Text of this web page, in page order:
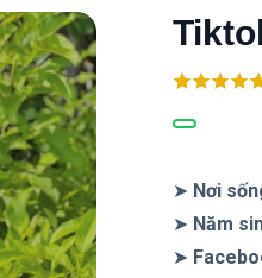
dựa trên
➤ Nơi
➤ Năm
➤